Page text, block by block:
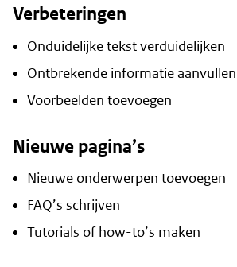
Verbeteringen
Onduidelijke tekst verduidelijken
Ontbrekende informatie aanvullen
Voorbeelden toevoegen
Nieuwe pagina’s
Nieuwe onderwerpen toevoegen
FAQ’s schrijven
Tutorials of how-to’s maken